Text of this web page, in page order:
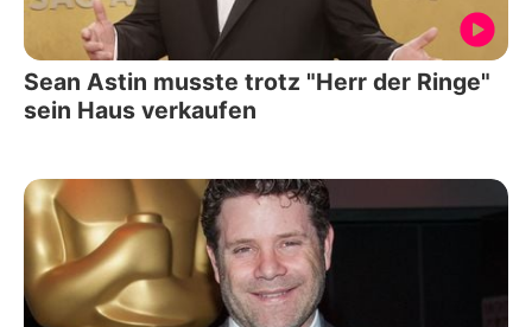
Sean Astin musste trotz "Herr der Ringe"
sein Haus verkaufen